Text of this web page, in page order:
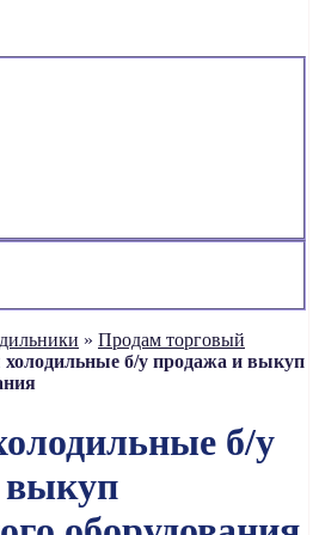
» Продам торговый
б/у продажа и выкуп
б/у
выкуп